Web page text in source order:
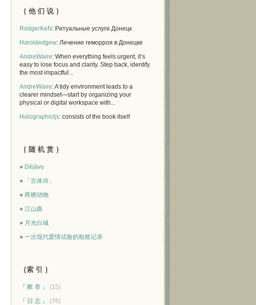
｛ 他 们 说 ｝
RodgerKeN : Ритуальные услуги Донецк
Haroldedgew: Лечение геморроя в Донецке
AndreWaire: When everything feels urgent, it’s
easy to lose focus and clarity. Step back, identify
the most impactful...
AndreWaire: A tidy environment leads to a
clearer mindset—start by organizing your
physical or digital workspace with...
Holographicljs: consists of the book itself
｛ 随 机 赏 ｝
» Déjàvu
»
「古体诗」
» 两栖动物
» 江山曲
» 月光白城
» 一次现代爱情试验的粗糙记录
｛索 引 ｝
『 断 章 』
(15)
『 日 志 』
(76)